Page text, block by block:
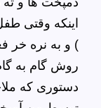
اینکه وقتی
) و به نره خر
روش گام به
دستوری که